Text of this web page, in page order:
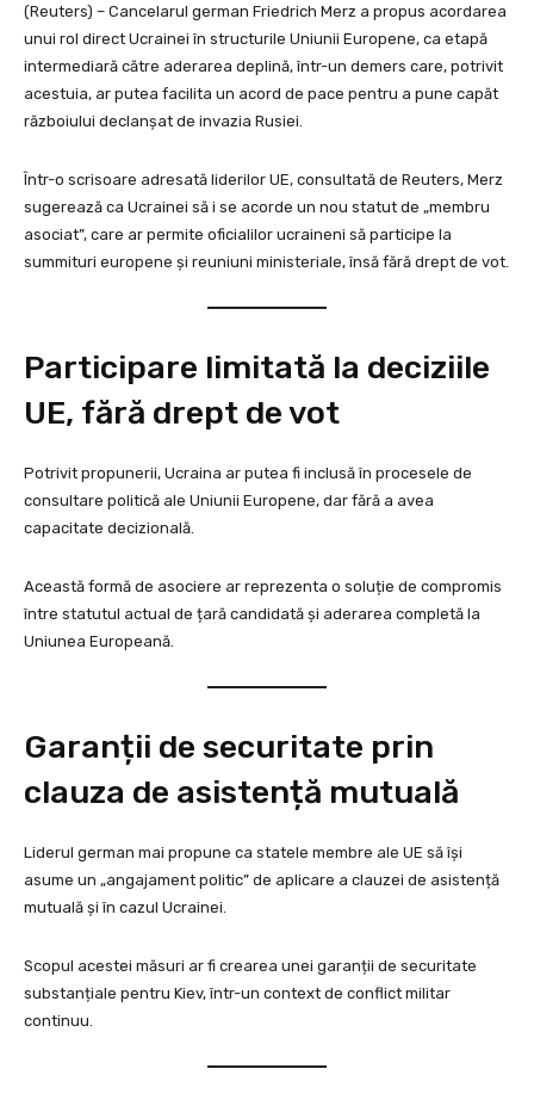
(Reuters) – Cancelarul german Friedrich Merz a propus acordarea
unui rol direct Ucrainei în structurile Uniunii Europene, ca etapă
intermediară către aderarea deplină, într-un demers care, potrivit
acestuia, ar putea facilita un acord de pace pentru a pune capăt
războiului declanșat de invazia Rusiei.
Într-o scrisoare adresată liderilor UE, consultată de Reuters, Merz
sugerează ca Ucrainei să i se acorde un nou statut de „membru
asociat”, care ar permite oficialilor ucraineni să participe la
summituri europene și reuniuni ministeriale, însă fără drept de vot.
Participare limitată la deciziile
UE, fără drept de vot
Potrivit propunerii, Ucraina ar putea fi inclusă în procesele de
consultare politică ale Uniunii Europene, dar fără a avea
capacitate decizională.
Această formă de asociere ar reprezenta o soluție de compromis
între statutul actual de țară candidată și aderarea completă la
Uniunea Europeană.
Garanții de securitate prin
clauza de asistență mutuală
Liderul german mai propune ca statele membre ale UE să își
asume un „angajament politic” de aplicare a clauzei de asistență
mutuală și în cazul Ucrainei.
Scopul acestei măsuri ar fi crearea unei garanții de securitate
substanțiale pentru Kiev, într-un context de conflict militar
continuu.